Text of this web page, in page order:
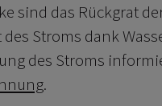
sind das Rückgrat
Stroms dank
des Stroms
.